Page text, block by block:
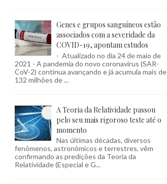
Genes e grupos sanguíneos estão
associados com a severidade da
COVID-19, apontam estudos
- Atualizado no dia 24 de maio de
2021 - A pandemia do novo coronavírus (SAR-
CoV-2) continua avançando e já acumula mais de
132 milhões de ...
A Teoria da Relatividade passou
pelo seu mais rigoroso teste até o
momento
Nas últimas décadas, diversos
fenômenos, astronômicos e terrestres, vêm
confirmando as predições da Teoria da
Relatividade (Especial e G...